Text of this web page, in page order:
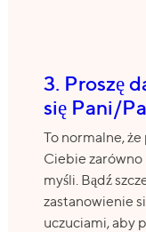
3. Proszę
się Pani/
To normalne,
Ciebie
myśli. Bądź
zastanowienie
uczuciami, aby